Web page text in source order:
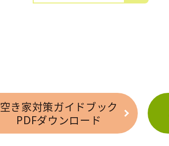
空き家対策ガイドブック
PDFダウンロード